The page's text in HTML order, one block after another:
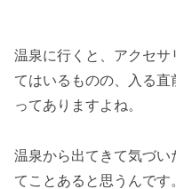
温泉に行くと、アクセサ
てはいるものの、入る
ってありますよね。
温泉から出てきて気づ
てことあると思うんです